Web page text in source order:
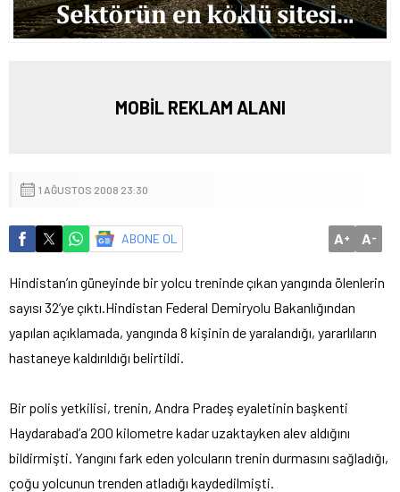
MOBİL REKLAM ALANI
1 AĞUSTOS 2008 23:30
ABONE OL A+ A-
Hindistan’ın güneyinde bir yolcu treninde çıkan yangında ölenlerin
sayısı 32’ye çıktı. Hindistan Federal Demiryolu Bakanlığından
yapılan açıklamada, yangında 8 kişinin de yaralandığı, yararlıların
hastaneye kaldırıldığı belirtildi.
Bir polis yetkilisi, trenin, Andra Pradeş eyaletinin başkenti
Haydarabad’a 200 kilometre kadar uzaktayken alev aldığını
bildirmişti. Yangını fark eden yolcuların trenin durmasını sağladığı,
çoğu yolcunun trenden atladığı kaydedilmişti.